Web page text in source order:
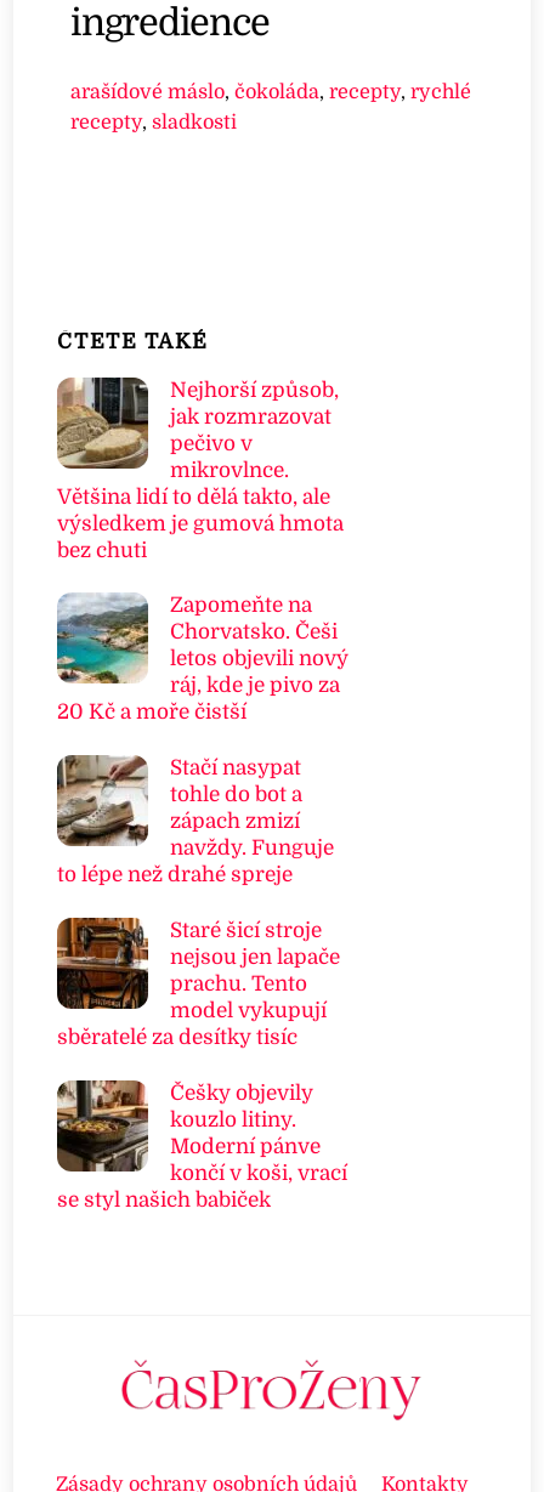
ingredience
arašídové máslo,čokoláda,recepty,rychlé
recepty,sladkosti
ČTETE TAKÉ
Nejhorší způsob,
jak rozmrazovat
pečivo v
mikrovlnce.
Většina lidí to dělá takto, ale
výsledkem je gumová hmota
bez chuti
Zapomeňte na
Chorvatsko. Češi
letos objevili nový
ráj, kde je pivo za
20 Kč a moře čistší
Stačí nasypat
tohle do bot a
zápach zmizí
navždy. Funguje
to lépe než drahé spreje
Staré šicí stroje
nejsou jen lapače
prachu. Tento
model vykupují
sběratelé za desítky tisíc
Češky objevily
kouzlo litiny.
Moderní pánve
končí v koši, vrací
se styl našich babiček
Zásady ochrany osobních údajů Kontakty